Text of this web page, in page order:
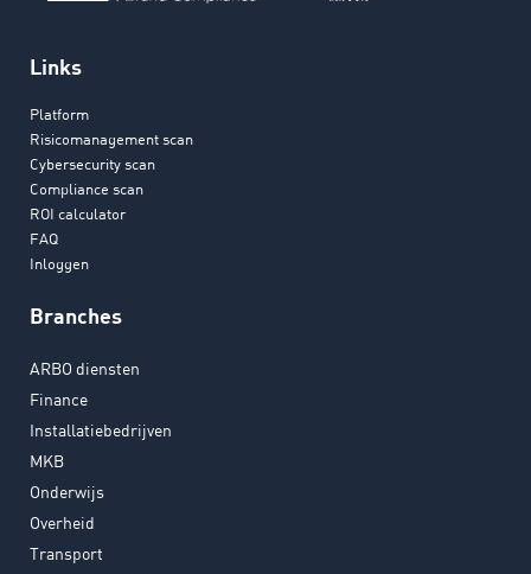
Links
Platform
Risicomanagement scan
Cybersecurity scan
Compliance scan
ROI calculator
FAQ
Inloggen
Branches
ARBO diensten
Finance
Installatiebedrijven
MKB
Onderwijs
Overheid
Transport